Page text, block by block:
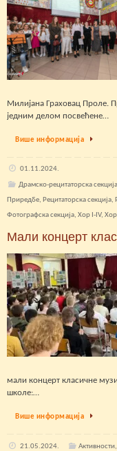
Милијана Граховац Проле.
једним делом посвећене…
Више информација
01.11.2024.
Драмско-рецитаторска секција
Приредбе, Рецитаторска секција,
Фотографска секција, Хор I-IV, Хор
Мали концерт
мали концерт класичне
школе:…
Више информација
21.05.2024. Активности